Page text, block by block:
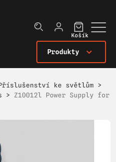
Produkty
Košík
ke světlům >
> Z10012l Power Supply for